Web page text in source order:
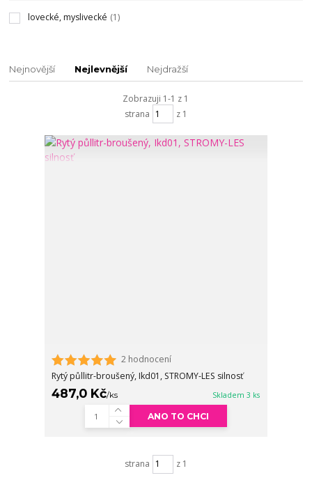
lovecké, myslivecké (1)
Nejnovější Nejlevnější Nejdražší
Zobrazuji 1-1 z 1
strana
z 1
2 hodnocení
Rytý půllitr-broušený, Ikd01, STROMY-LES silnosť
487,0 Kč/ks Skladem 3 ks
ANO TO CHCI
strana z 1